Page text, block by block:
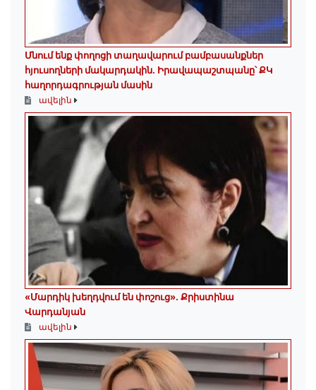
Մնում ենք փողոցի տաղավարում բամբասանքներ
հյուսողների մակարդակին․ Իրավապաշտպանը՝ ՔԿ
հաղորդագրության մասին
ավելին
«Մարդիկ խեղդվում են փոշուց»․ Քրիստինա
Վարդանյան
ավելին